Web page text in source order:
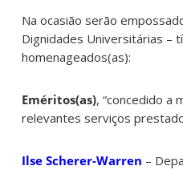
Na ocasião serão
Dignidades Universitárias –
homenageados(as):
Eméritos(as), “concedido
relevantes serviços
Ilse Scherer-Warren –